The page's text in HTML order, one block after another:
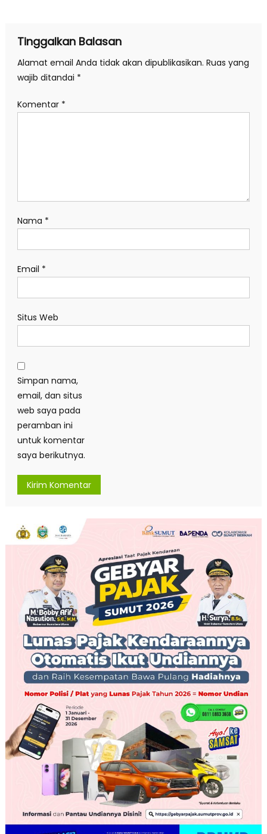
Tinggalkan Balasan
Alamat email Anda tidak akan dipublikasikan. Ruas yang
wajib ditandai *
Komentar *
Nama *
Email *
Situs Web
Simpan nama,
email, dan situs
web saya pada
peramban ini
untuk komentar
saya berikutnya.